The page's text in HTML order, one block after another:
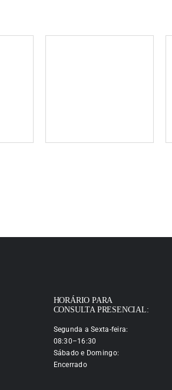
HORÁRIO PARA
CONSULTA PRESENCIAL:
Segunda a Sexta-feira:
08:30–16:30
Sábado e Domingo:
Encerrado